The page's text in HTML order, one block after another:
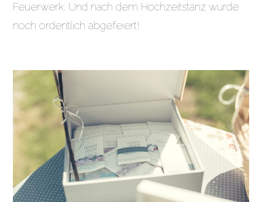
Feuerwerk. Und nach dem Hochzeitstanz wurde
noch ordentlich abgefeiert!